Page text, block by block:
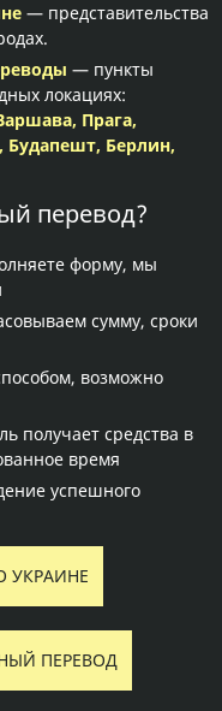
— представительства
— пункты
локациях:
Прага,
Берлин,
перевод?
форму, мы
сумму, сроки
возможно
получает средства в
время
успешного
УКРАИНЕ
ПЕРЕВОД